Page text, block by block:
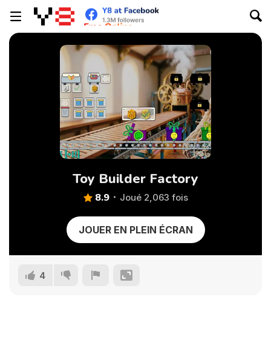
Toy Builder Factory
8.9 Joué 2,063 fois
JOUER EN PLEIN ÉCRAN
4